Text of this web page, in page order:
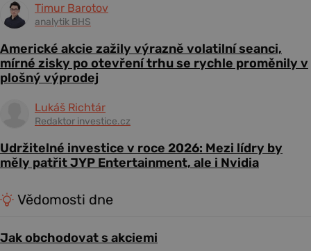
Timur Barotov
analytik BHS
Americké akcie zažily výrazně volatilní seanci,
mírné zisky po otevření trhu se rychle proměnily v
plošný výprodej
Lukáš Richtár
Redaktor investice.cz
Udržitelné investice v roce 2026: Mezi lídry by
měly patřit JYP Entertainment, ale i Nvidia
Vědomosti dne
Jak obchodovat s akciemi